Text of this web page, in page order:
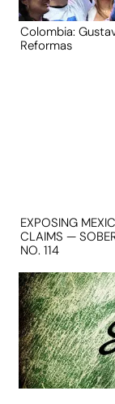
Colombia:
Reformas
EXPOSING
CLAIMS —
NO. 114